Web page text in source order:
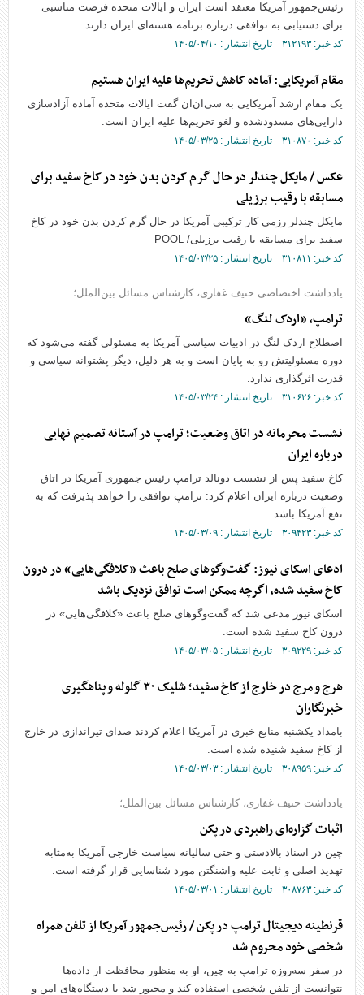
رئیس‌جمهور آمریکا معتقد است ایران و ایالات متحده فرصت مناسبی
برای دستیابی به توافقی درباره برنامه هسته‌ای ایران دارند.
کد خبر: ۳۱۲۱۹۳ تاریخ انتشار : ۱۴۰۵/۰۴/۱۰
مقام آمریکایی: آماده کاهش تحریم‌ها علیه ایران هستیم
یک مقام ارشد آمریکایی به سی‌ان‌ان گفت ایالات متحده آماده آزادسازی
دارایی‌های مسدودشده و لغو تحریم‌ها علیه ایران است.
کد خبر: ۳۱۰۸۷۰ تاریخ انتشار : ۱۴۰۵/۰۳/۲۵
عکس / مایکل چندلر در حال گرم کردن بدن خود در کاخ سفید برای
مسابقه با رقیب برزیلی
مایکل چندلر رزمی کار ترکیبی آمریکا در حال گرم کردن بدن خود در کاخ
سفید برای مسابقه با رقیب برزیلی/ POOL
کد خبر: ۳۱۰۸۱۱ تاریخ انتشار : ۱۴۰۵/۰۳/۲۵
یادداشت اختصاصی حنیف غفاری، کارشناس مسائل بین‌الملل؛
ترامپ، «اردک لنگ»
اصطلاح اردک لنگ در ادبیات سیاسی آمریکا به مسئولی گفته می‌شود که
دوره مسئولیتش رو به پایان است و به هر دلیل، دیگر پشتوانه سیاسی و
قدرت اثرگذاری ندارد.
کد خبر: ۳۱۰۶۲۶ تاریخ انتشار : ۱۴۰۵/۰۳/۲۴
نشست محرمانه در اتاق وضعیت؛ ترامپ در آستانه تصمیم نهایی
درباره ایران
کاخ سفید پس از نشست دونالد ترامپ رئیس جمهوری آمریکا در اتاق
وضعیت درباره ایران اعلام کرد: ترامپ توافقی را خواهد پذیرفت که به
نفع آمریکا باشد.
کد خبر: ۳۰۹۴۲۳ تاریخ انتشار : ۱۴۰۵/۰۳/۰۹
ادعای اسکای نیوز: گفت‌و‌گو‌های صلح باعث «کلافگی‌هایی» در درون
کاخ سفید شده، اگرچه ممکن است توافق نزدیک باشد
اسکای نیوز مدعی شد که گفت‌و‌گو‌های صلح باعث «کلافگی‌هایی» در
درون کاخ سفید شده است.
کد خبر: ۳۰۹۲۲۹ تاریخ انتشار : ۱۴۰۵/۰۳/۰۵
هرج و مرج در خارج از کاخ سفید؛ شلیک ۳۰ گلوله و پناهگیری
خبرنگاران
بامداد یکشنبه منابع خبری در آمریکا اعلام کردند صدای تیراندازی در خارج
از کاخ سفید شنیده شده است.
کد خبر: ۳۰۸۹۵۹ تاریخ انتشار : ۱۴۰۵/۰۳/۰۳
یادداشت حنیف غفاری، کارشناس مسائل بین‌الملل؛
اثبات گزاره‌ای راهبردی در پکن
چین در اسناد بالادستی و حتی سالیانه سیاست خارجی آمریکا به‌مثابه
تهدید اصلی و ثابت علیه واشنگتن مورد شناسایی قرار گرفته است.
کد خبر: ۳۰۸۷۶۳ تاریخ انتشار : ۱۴۰۵/۰۳/۰۱
قرنطینه دیجیتال ترامپ در پکن / رئیس‌جمهور آمریکا از تلفن همراه
شخصی خود محروم شد
در سفر سه‌روزه ترامپ به چین، او به منظور محافظت از داده‌ها
نتوانست از تلفن شخصی استفاده کند و مجبور شد با دستگاه‌های امن و